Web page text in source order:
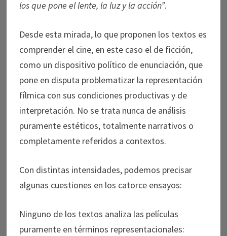
los que pone el lente, la luz y la acción”.
Desde esta mirada, lo que proponen los textos es
comprender el cine, en este caso el de ficción,
como un dispositivo político de enunciación, que
pone en disputa problematizar la representación
fílmica con sus condiciones productivas y de
interpretación. No se trata nunca de análisis
puramente estéticos, totalmente narrativos o
completamente referidos a contextos.
Con distintas intensidades, podemos precisar
algunas cuestiones en los catorce ensayos:
Ninguno de los textos analiza las películas
puramente en términos representacionales: